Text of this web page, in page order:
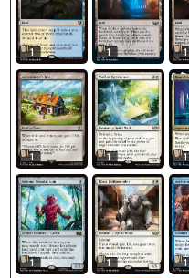
1 1 1
1 1 1
1 1 1